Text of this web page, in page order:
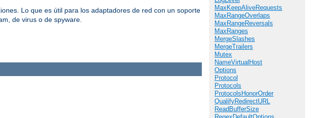
MaxKeepAliveRequests
MaxRangeOverlaps
MaxRangeReversals
MaxRanges
MergeSlashes
MergeTrailers
Mutex
NameVirtualHost
Options
Protocol
Protocols
ProtocolsHonorOrder
QualifyRedirectURL
ReadBufferSize
Lo que es útil para los adaptadores de red con un soporte
de virus o de spyware.